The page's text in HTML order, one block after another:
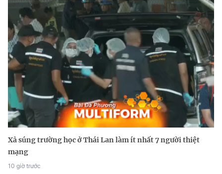
Xả súng trường học ở Thái Lan làm ít nhất 7 người thiệt
mạng
10 giờ trước